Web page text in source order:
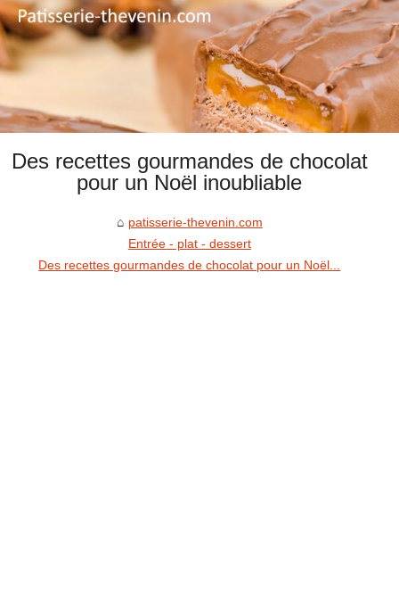
Des recettes gourmandes de chocolat
pour un Noël inoubliable
patisserie-thevenin.com
Entrée - plat - dessert
Des recettes gourmandes de chocolat pour un Noël...